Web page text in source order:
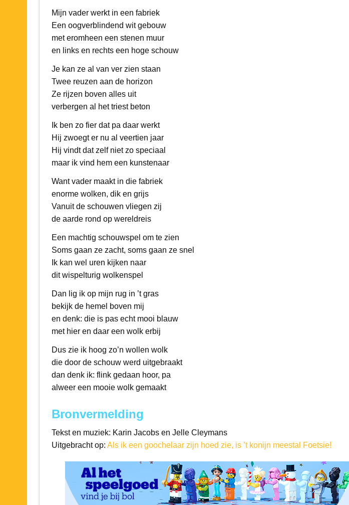
Mijn vader werkt in een fabriek
Een oogverblindend wit gebouw
met eromheen een stenen muur
en links en rechts een hoge schouw
Je kan ze al van ver zien staan
Twee reuzen aan de horizon
Ze rijzen boven alles uit
verbergen al het triest beton
Ik ben zo fier dat pa daar werkt
Hij zwoegt er nu al veertien jaar
Hij vindt dat zelf niet zo speciaal
maar ik vind hem een kunstenaar
Want vader maakt in die fabriek
enorme wolken, dik en grijs
Vanuit de schouwen vliegen zij
de aarde rond op wereldreis
Een machtig schouwspel om te zien
Soms gaan ze zacht, soms gaan ze snel
Ik kan wel uren kijken naar
dit wispelturig wolkenspel
Dan lig ik op mijn rug in ’t gras
bekijk de hemel boven mij
en denk: die is pas echt mooi blauw
met hier en daar een wolk erbij
Dus zie ik hoog zo’n wollen wolk
die door de schouw werd uitgebraakt
dan denk ik: flink gedaan hoor, pa
alweer een mooie wolk gemaakt
Bronvermelding
Tekst en muziek: Karin Jacobs en Jelle Cleymans
Uitgebracht op: Als ik een goochelaar zijn hoed zie, is ’t konijn meestal Foetsie!